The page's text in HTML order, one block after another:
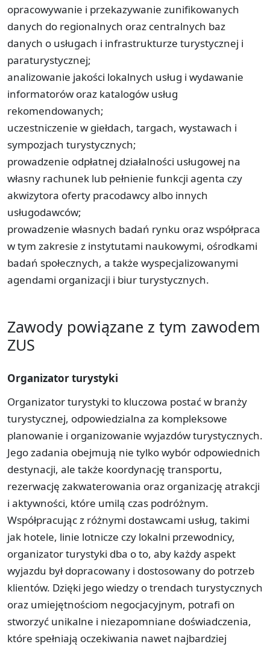
opracowywanie i przekazywanie zunifikowanych
danych do regionalnych oraz centralnych baz
danych o usługach i infrastrukturze turystycznej i
paraturystycznej;
analizowanie jakości lokalnych usług i wydawanie
informatorów oraz katalogów usług
rekomendowanych;
uczestniczenie w giełdach, targach, wystawach i
sympozjach turystycznych;
prowadzenie odpłatnej działalności usługowej na
własny rachunek lub pełnienie funkcji agenta czy
akwizytora oferty pracodawcy albo innych
usługodawców;
prowadzenie własnych badań rynku oraz współpraca
w tym zakresie z instytutami naukowymi, ośrodkami
badań społecznych, a także wyspecjalizowanymi
agendami organizacji i biur turystycznych.
Zawody powiązane z tym zawodem
ZUS
Organizator turystyki
Organizator turystyki to kluczowa postać w branży
turystycznej, odpowiedzialna za kompleksowe
planowanie i organizowanie wyjazdów turystycznych.
Jego zadania obejmują nie tylko wybór odpowiednich
destynacji, ale także koordynację transportu,
rezerwację zakwaterowania oraz organizację atrakcji
i aktywności, które umilą czas podróżnym.
Współpracując z różnymi dostawcami usług, takimi
jak hotele, linie lotnicze czy lokalni przewodnicy,
organizator turystyki dba o to, aby każdy aspekt
wyjazdu był dopracowany i dostosowany do potrzeb
klientów. Dzięki jego wiedzy o trendach turystycznych
oraz umiejętnościom negocjacyjnym, potrafi on
stworzyć unikalne i niezapomniane doświadczenia,
które spełniają oczekiwania nawet najbardziej